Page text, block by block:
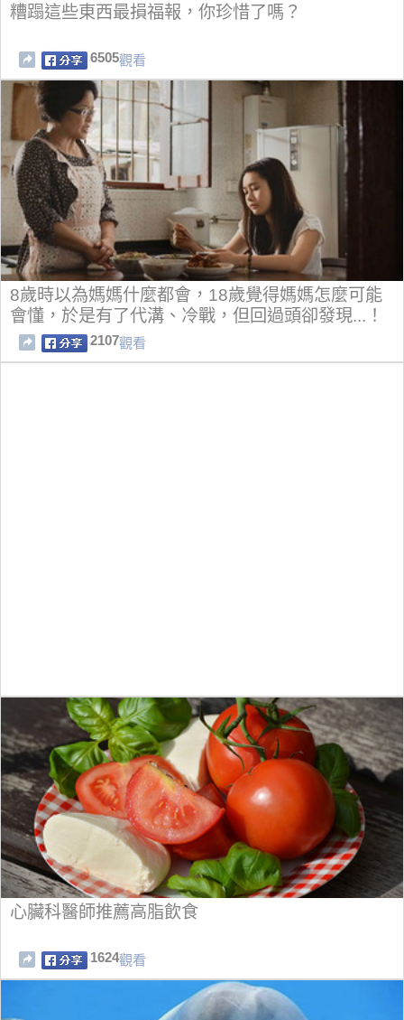
糟蹋這些東西最損福報，你珍惜了嗎？
6505觀看
8歲時以為媽媽什麼都會，18歲覺得媽媽怎麼可能
會懂，於是有了代溝、冷戰，但回過頭卻發現...！
2107觀看
心臟科醫師推薦高脂飲食
1624觀看